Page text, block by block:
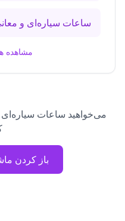
ساعات سیاره‌ای و
مشاهده
می‌خواهید ساعات سیاره‌ای
باز کردن